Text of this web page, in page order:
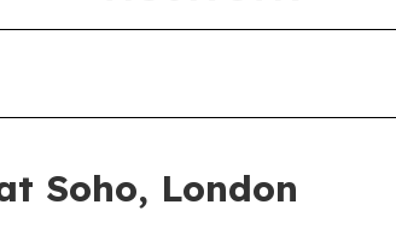
Soho, London